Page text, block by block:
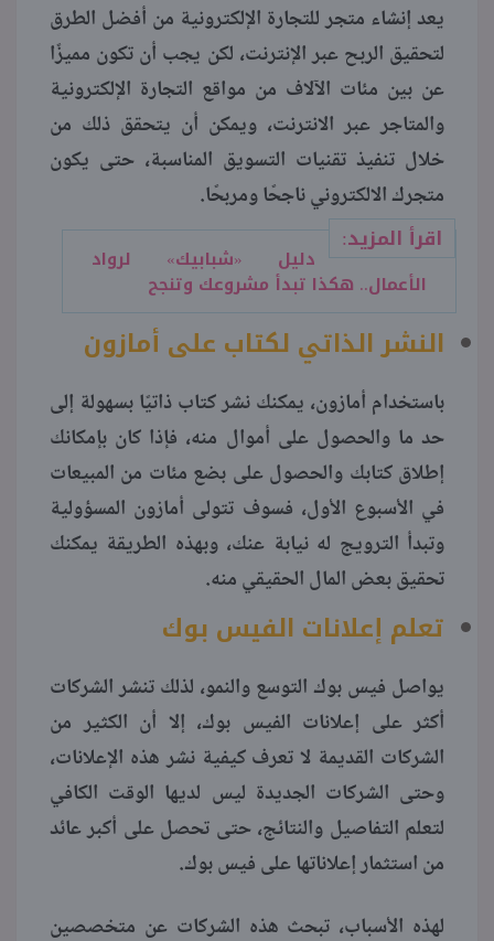
يعد إنشاء متجر للتجارة الإلكترونية من أفضل الطرق
لتحقيق الربح عبر الإنترنت، لكن يجب أن تكون مميزًا
عن بين مئات الآلاف من مواقع التجارة الإلكترونية
والمتاجر عبر الانترنت، ويمكن أن يتحقق ذلك من
خلال تنفيذ تقنيات التسويق المناسبة، حتى يكون
متجرك الالكتروني ناجحًا ومربحًا.
اقرأ المزيد:
دليل «شبابيك» لرواد
الأعمال.. هكذا تبدأ مشروعك وتنجح
النشر الذاتي لكتاب على أمازون
باستخدام أمازون، يمكنك نشر كتاب ذاتيًا بسهولة إلى
حد ما والحصول على أموال منه، فإذا كان بإمكانك
إطلاق كتابك والحصول على بضع مئات من المبيعات
في الأسبوع الأول، فسوف تتولى أمازون المسؤولية
وتبدأ الترويج له نيابة عنك، وبهذه الطريقة يمكنك
تحقيق بعض المال الحقيقي منه.
تعلم إعلانات الفيس بوك
يواصل فيس بوك التوسع والنمو، لذلك تنشر الشركات
أكثر على إعلانات الفيس بوك، إلا أن الكثير من
الشركات القديمة لا تعرف كيفية نشر هذه الإعلانات،
وحتى الشركات الجديدة ليس لديها الوقت الكافي
لتعلم التفاصيل والنتائج، حتى تحصل على أكبر عائد
من استثمار إعلاناتها على فيس بوك.
لهذه الأسباب، تبحث هذه الشركات عن متخصصين